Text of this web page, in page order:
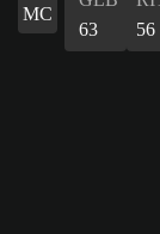
MC
63
56